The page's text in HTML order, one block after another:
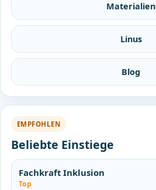
Materialien
Linus
Blog
EMPFOHLEN
Beliebte Einstiege
Fachkraft Inklusion
Top